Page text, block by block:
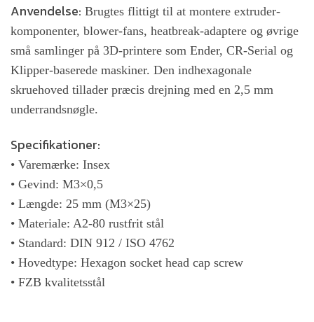
Anvendelse: Brugtes flittigt til at montere extruder-
komponenter, blower-fans, heatbreak-adaptere og øvrige
små samlinger på 3D-printere som Ender, CR-Serial og
Klipper-baserede maskiner. Den indhexagonale
skruehoved tillader præcis drejning med en 2,5 mm
underrandsnøgle.
Specifikationer:
• Varemærke: Insex
• Gevind: M3×0,5
• Længde: 25 mm (M3×25)
• Materiale: A2-80 rustfrit stål
• Standard: DIN 912 / ISO 4762
• Hovedtype: Hexagon socket head cap screw
• FZB kvalitetsstål